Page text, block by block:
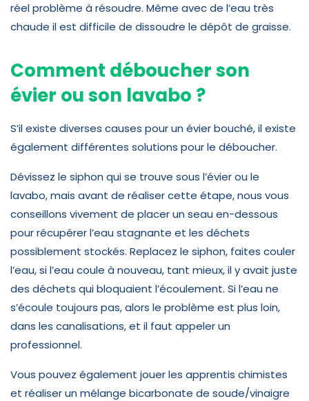
réel problème à résoudre. Même avec de l’eau très
chaude il est difficile de dissoudre le dépôt de graisse.
Comment déboucher son
évier ou son lavabo ?
S’il existe diverses causes pour un évier bouché, il existe
également différentes solutions pour le déboucher.
Dévissez le siphon qui se trouve sous l’évier ou le
lavabo, mais avant de réaliser cette étape, nous vous
conseillons vivement de placer un seau en-dessous
pour récupérer l’eau stagnante et les déchets
possiblement stockés. Replacez le siphon, faites couler
l’eau, si l’eau coule à nouveau, tant mieux, il y avait juste
des déchets qui bloquaient l’écoulement. Si l’eau ne
s’écoule toujours pas, alors le problème est plus loin,
dans les canalisations, et il faut appeler un
professionnel.
Vous pouvez également jouer les apprentis chimistes
et réaliser un mélange bicarbonate de soude/vinaigre